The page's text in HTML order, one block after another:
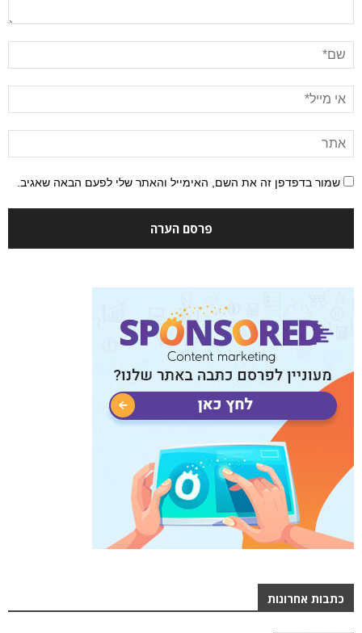
שמור בדפדפן זה את השם, האימייל והאתר שלי לפעם הבאה שאגיב.
כתבות אחרונות